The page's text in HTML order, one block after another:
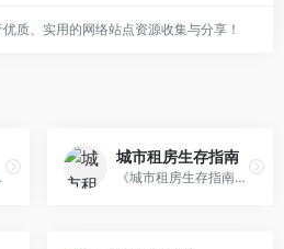
质、实用的网络站点资源收集与分享！
翻译较好。
城市租房生存指南
《城市租房生存指南》省钱、安心、避坑，租房小白修炼手册，掌握租房硬核知识，找到理想住所！